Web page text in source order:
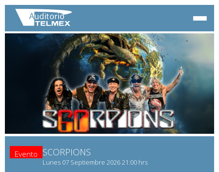
Evento SCORPIONS
Lunes 07 Septiembre 2026 21:00 hrs